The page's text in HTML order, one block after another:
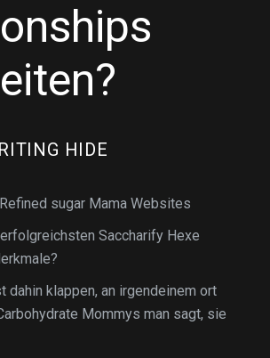
HIDE
sugar Mama Websites
Saccharify Hexe
dahin klappen, an irgendeinem ort
Mommys man sagt, sie